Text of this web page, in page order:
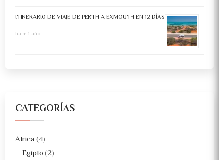
ITINERARIO DE VIAJE DE PERTH A EXMOUTH EN 12 DÍAS
hace 1 año
CATEGORÍAS
África (4)
Egipto (2)